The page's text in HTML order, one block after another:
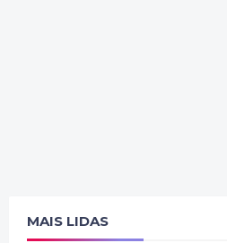
MAIS LIDAS